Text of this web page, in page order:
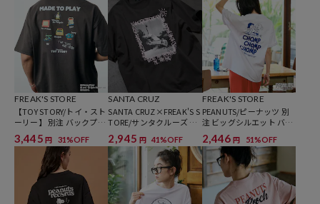
ご了承ください。
※着用、お取り扱いの際は、商品についている品質表示とアテンショ
ンタグを必ずご確認下さい。
※こちらの商品はオンラインストア及び一部店舗での限定展開となり
ます。
参考価格
3,993
円（2026年3月23日時点）
FREAK'S STORE
【TOY STORY/トイ・スト
ーリー】 別注 バックプリ
ント クルーネックTシャ
ツ / MADE TO PLAY 【限
定展開】
3,445 円 31%OFF
SANTA CRUZ
SANTA CRUZ×FREAK'S S
TORE/サンタクルーズ 別
注 ビッグシルエット フォ
トプリント Tシャツ 【限
定展開】
2,945 円 41%OFF
FREAK'S STORE
PEANUTS/ピーナッツ 別
注 ビッグシルエット バッ
クプリント クルーネック
Tシャツ/CHOMP 【限定
展開】
2,446 円 51%OFF